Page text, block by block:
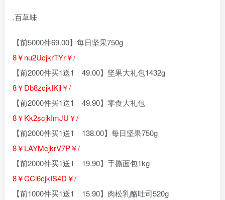
.百草味
【前5000件69.00】每日坚果750g
8￥nu2UcjkrTYr￥/
【前2000件买1送1┆49.00】坚果大礼包1432g
8￥Db8zcjkIKjl￥/
【前2000件买1送1┆49.90】零食大礼包
8￥Kk2scjkImJU￥/
【前2000件买1送1┆138.00】每日坚果750g
8￥LAYMcjkrV7P￥/
【前2000件买1送1┆19.90】手撕面包1kg
8￥CCi6cjkIS4D￥/
【前1000件买1送1┆15.90】肉松乳酪吐司520g